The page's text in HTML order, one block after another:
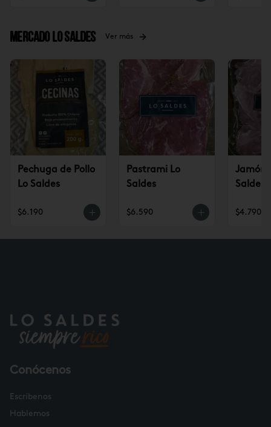
Mercado Lo Saldes Ver más
Pechuga de Pollo
Lo Saldes
$6.190
Pastrami Lo
Saldes
$6.590
Jamón
Saldes
$4.790
Conócenos
Escríbenos
Hablemos